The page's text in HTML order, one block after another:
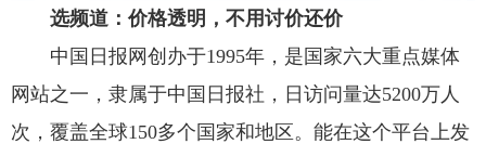
选频道：价格透明，不用讨价还价
中国日报网创办于1995年，是国家六大重点媒体
网站之一，隶属于中国日报社，日访问量达5200万人
次，覆盖全球150多个国家和地区。能在这个平台上发